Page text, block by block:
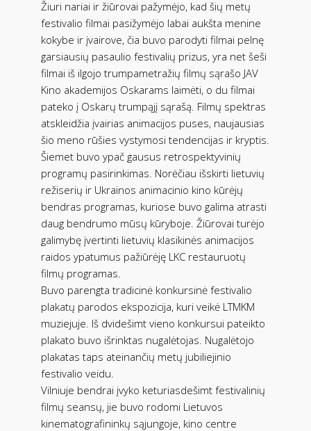
Žiuri nariai ir žiūrovai pažymėjo, kad šių metų
festivalio filmai pasižymėjo labai aukšta menine
kokybe ir įvairove, čia buvo parodyti filmai pelnę
garsiausių pasaulio festivalių prizus, yra net šeši
filmai iš ilgojo trumpametražių filmų sąrašo JAV
Kino akademijos Oskarams laimėti, o du filmai
pateko į Oskarų trumpąjį sąrašą. Filmų spektras
atskleidžia įvairias animacijos puses, naujausias
šio meno rūšies vystymosi tendencijas ir kryptis.
Šiemet buvo ypač gausus retrospektyvinių
programų pasirinkimas. Norėčiau išskirti lietuvių
režiserių ir Ukrainos animacinio kino kūrėjų
bendras programas, kuriose buvo galima atrasti
daug bendrumo mūsų kūryboje. Žiūrovai turėjo
galimybę įvertinti lietuvių klasikinės animacijos
raidos ypatumus pažiūrėję LKC restauruotų
filmų programas.
Buvo parengta tradicinė konkursinė festivalio
plakatų parodos ekspozicija, kuri veikė LTMKM
muziejuje. Iš dvidešimt vieno konkursui pateikto
plakato buvo išrinktas nugalėtojas. Nugalėtojo
plakatas taps ateinančių metų jubiliejinio
festivalio veidu.
Vilniuje bendrai įvyko keturiasdešimt festivalinių
filmų seansų, jie buvo rodomi Lietuvos
kinematografininkų sąjungoje, kino centre